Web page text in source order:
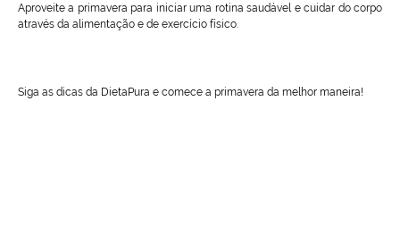
Aproveite a primavera para iniciar uma rotina saudável e cuidar do corpo
através da alimentação e de exercício físico.
Siga as dicas da DietaPura e comece a primavera da melhor maneira!